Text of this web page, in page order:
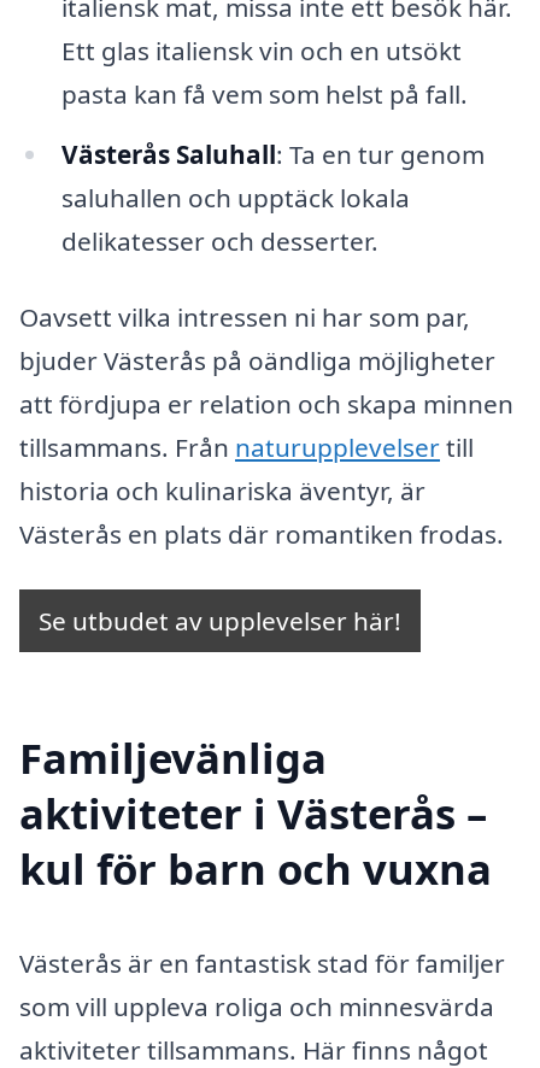
italiensk mat, missa inte ett besök här.
Ett glas italiensk vin och en utsökt
pasta kan få vem som helst på fall.
Västerås Saluhall: Ta en tur genom
saluhallen och upptäck lokala
delikatesser och desserter.
Oavsett vilka intressen ni har som par,
bjuder Västerås på oändliga möjligheter
att fördjupa er relation och skapa minnen
tillsammans. Från naturupplevelsertill
historia och kulinariska äventyr, är
Västerås en plats där romantiken frodas.
Se utbudet av upplevelser här!
Familjevänliga
aktiviteter i Västerås –
kul för barn och vuxna
Västerås är en fantastisk stad för familjer
som vill uppleva roliga och minnesvärda
aktiviteter tillsammans. Här finns något